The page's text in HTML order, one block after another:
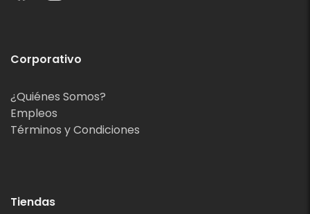
Corporativo
¿Quiénes Somos?
Empleos
Términos y Condiciones
Tiendas